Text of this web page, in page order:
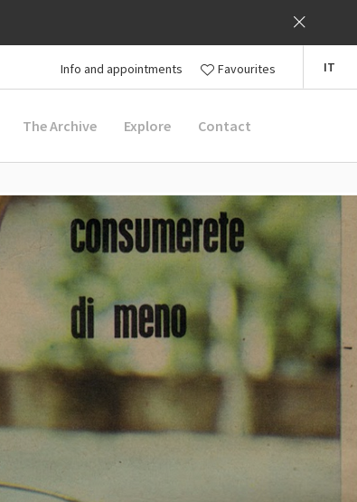
Info and appointments Favourites IT
The Archive Explore Contact